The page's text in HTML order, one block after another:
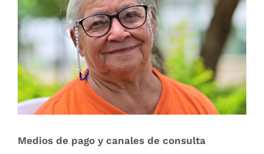
Medios de pago y canales de consulta